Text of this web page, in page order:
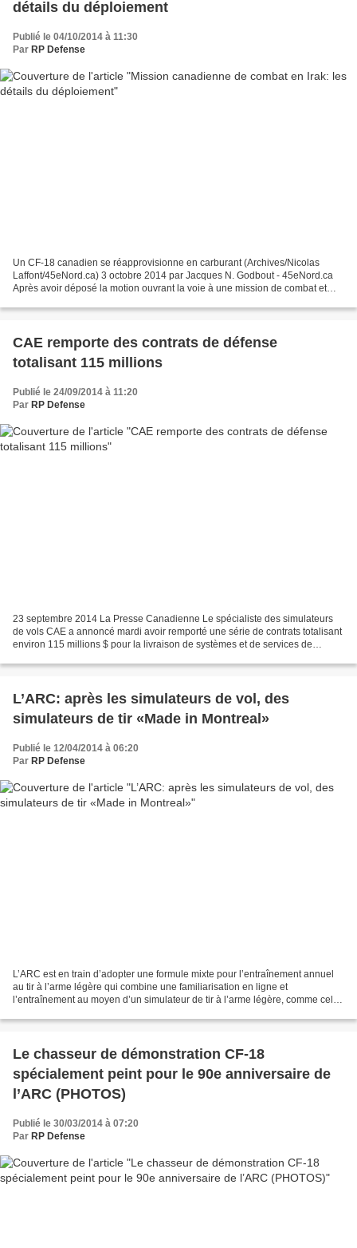
détails du déploiement
Publié le 04/10/2014 à 11:30
Par RP Defense
Un CF-18 canadien se réapprovisionne en carburant (Archives/Nicolas
Laffont/45eNord.ca) 3 octobre 2014 par Jacques N. Godbout - 45eNord.ca
Après avoir déposé la motion ouvrant la voie à une mission de combat et
CAE remporte des contrats de défense
totalisant 115 millions
Publié le 24/09/2014 à 11:20
Par RP Defense
23 septembre 2014 La Presse Canadienne Le spécialiste des simulateurs
de vols CAE a annoncé mardi avoir remporté une série de contrats totalisant
environ 115 millions $ pour la livraison de systèmes et de services de
L’ARC: après les simulateurs de vol, des
simulateurs de tir «Made in Montreal»
Publié le 12/04/2014 à 06:20
Par RP Defense
L’ARC est en train d’adopter une formule mixte pour l’entraînement annuel
au tir à l’arme légère qui combine une familiarisation en ligne et
l’entraînement au moyen d’un simulateur de tir à l’arme légère, comme celui-
Le chasseur de démonstration CF-18
spécialement peint pour le 90e anniversaire de
l’ARC (PHOTOS)
Publié le 30/03/2014 à 07:20
Par RP Defense